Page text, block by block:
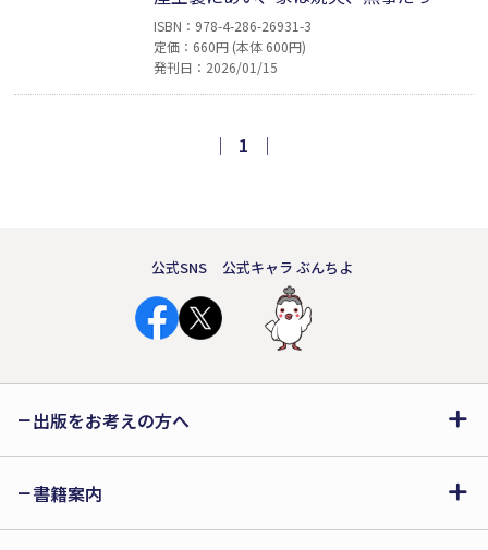
家族と長野県に疎開。終戦後は名古屋
に戻り、勉強、部活動、アルバイトや
スキーなどに打ち込んだ中学、高校、
職、国内外に赴き働く。また、結婚を
ISBN：978-4-286-26931-3
定価：660円 (本体 600円)
発刊日：2026/01/15
｜ 1 ｜
公式SNS 公式キャラ ぶんちよ
出版をお考えの方へ
書籍案内